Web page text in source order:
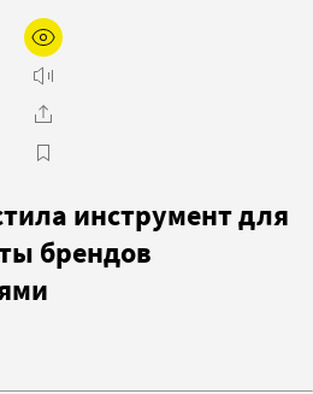
инструмент для
брендов